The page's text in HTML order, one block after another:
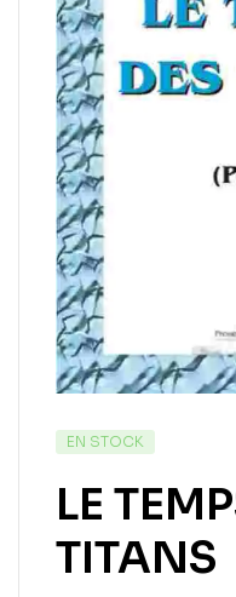
EN STOCK
LE
TITANS